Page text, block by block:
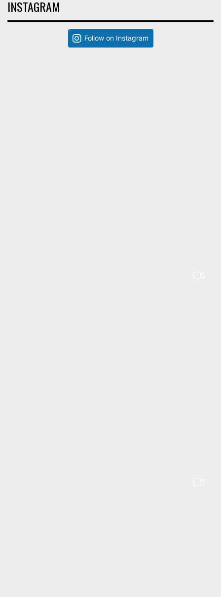
INSTAGRAM
Follow on Instagram